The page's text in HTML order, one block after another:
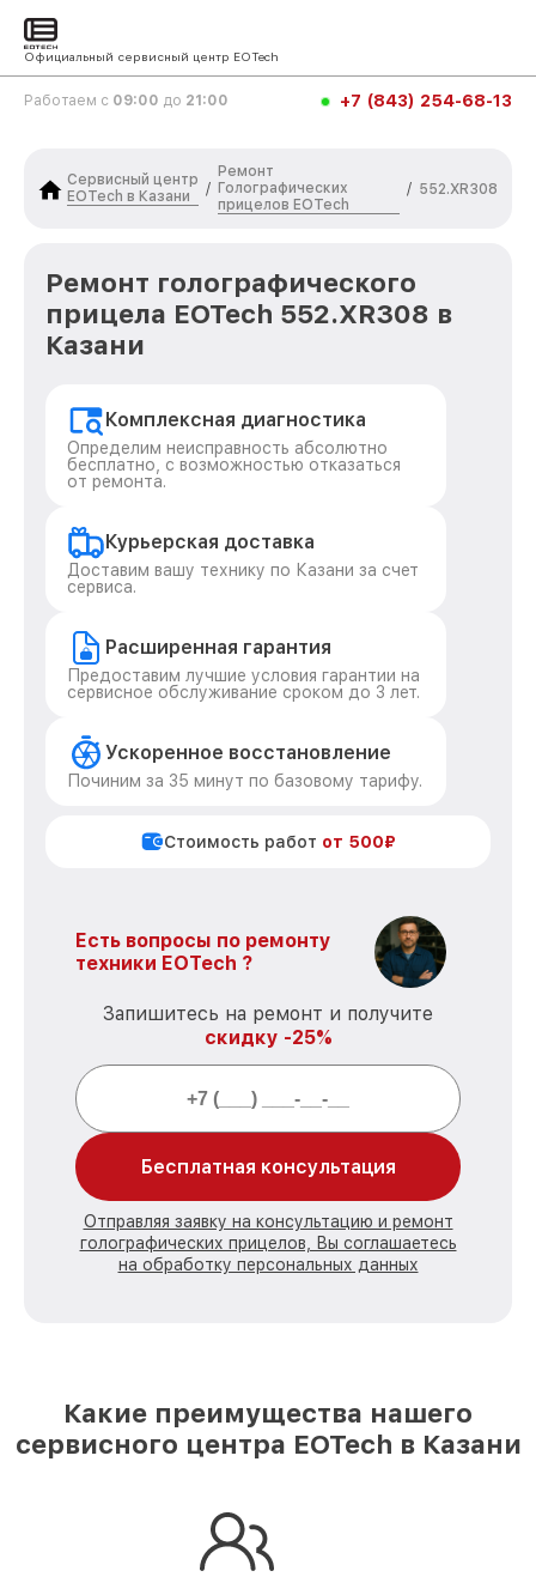
Официальный сервисный центр EOTech
Работаем с 09:00 до 21:00 +7 (843) 254-68-13
Сервисный центр
EOTech в Казани
/
Ремонт
Голографических
прицелов EOTech
/ 552.XR308
Ремонт голографического
прицела EOTech 552.XR308 в
Казани
Комплексная диагностика
Определим неисправность абсолютно
бесплатно, с возможностью отказаться
от ремонта.
Курьерская доставка
Доставим вашу технику по Казани за счет
сервиса.
Расширенная гарантия
Предоставим лучшие условия гарантии на
сервисное обслуживание сроком до 3 лет.
Ускоренное восстановление
Починим за 35 минут по базовому тарифу.
Стоимость работ от 500₽
Есть вопросы по ремонту
техники EOTech ?
Запишитесь на ремонт и получите
скидку -25%
Бесплатная консультация
Отправляя заявку на консультацию и ремонт
голографических прицелов, Вы соглашаетесь
на обработку персональных данных
Какие преимущества нашего
сервисного центра EOTech в Казани